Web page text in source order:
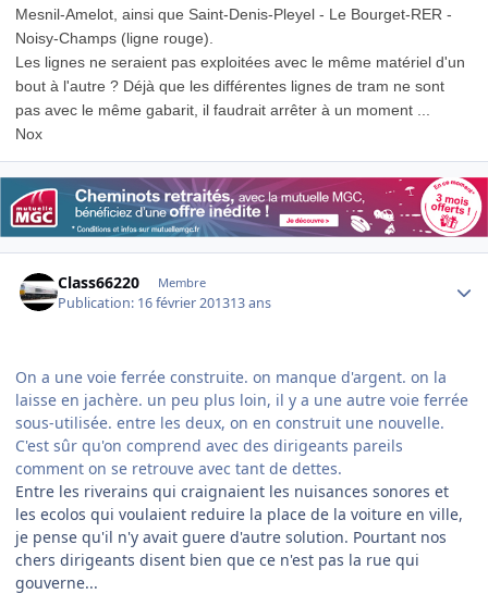
Mesnil-Amelot, ainsi que Saint-Denis-Pleyel - Le Bourget-RER -
Noisy-Champs (ligne rouge).
Les lignes ne seraient pas exploitées avec le même matériel d'un
bout à l'autre ? Déjà que les différentes lignes de tram ne sont
pas avec le même gabarit, il faudrait arrêter à un moment ...
Nox
Class66220 Membre
Publication: 16 février 201313 ans
On a une voie ferrée construite. on manque d'argent. on la
laisse en jachère. un peu plus loin, il y a une autre voie ferrée
sous-utilisée. entre les deux, on en construit une nouvelle.
C'est sûr qu'on comprend avec des dirigeants pareils
comment on se retrouve avec tant de dettes.
Entre les riverains qui craignaient les nuisances sonores et
les ecolos qui voulaient reduire la place de la voiture en ville,
je pense qu'il n'y avait guere d'autre solution. Pourtant nos
chers dirigeants disent bien que ce n'est pas la rue qui
gouverne...